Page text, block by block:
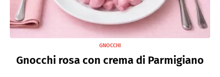
GNOCCHI
Gnocchi rosa con crema di Parmigiano